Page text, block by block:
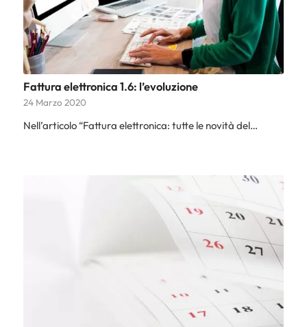
Fattura elettronica 1.6: l’evoluzione
24 Marzo 2020
Nell’articolo “Fattura elettronica: tutte le novità del…